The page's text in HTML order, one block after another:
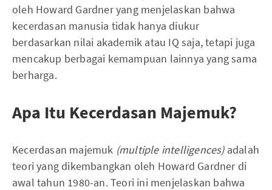
oleh Howard Gardner yang menjelaskan bahwa
kecerdasan manusia tidak hanya diukur
berdasarkan nilai akademik atau IQ saja, tetapi juga
mencakup berbagai kemampuan lainnya yang sama
berharga.
Apa Itu Kecerdasan Majemuk?
Kecerdasan majemuk (multiple intelligences) adalah
teori yang dikembangkan oleh Howard Gardner di
awal tahun 1980-an. Teori ini menjelaskan bahwa